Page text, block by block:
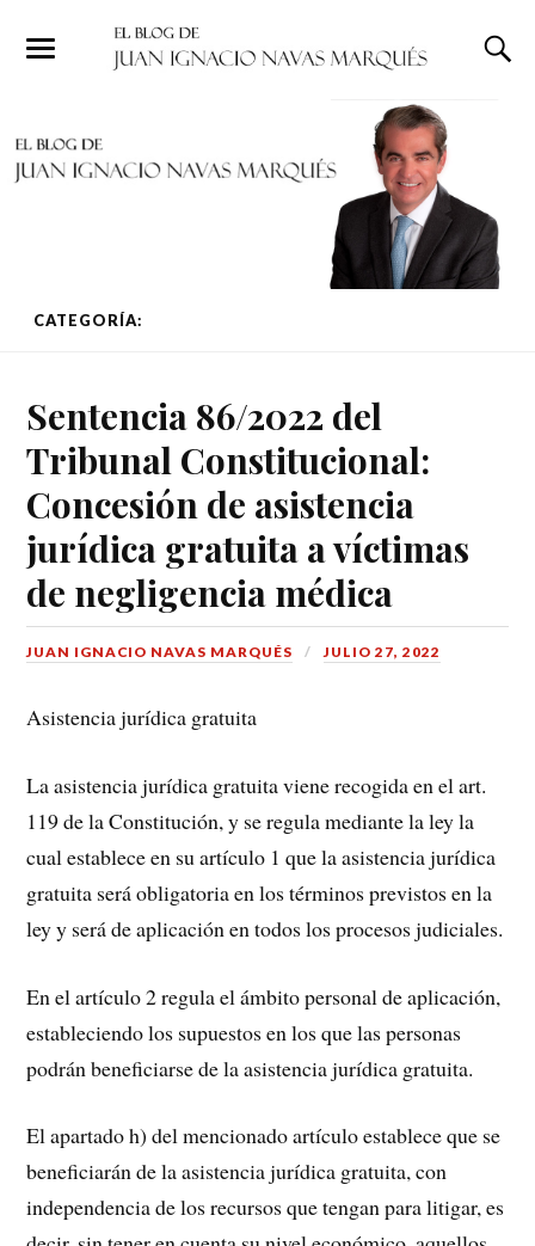
CATEGORÍA:
Sentencia 86/2022 del
Tribunal Constitucional:
Concesión de asistencia
jurídica gratuita a víctimas
de negligencia médica
JUAN IGNACIO NAVAS MARQUÉS JULIO 27, 2022
Asistencia jurídica gratuita
La asistencia jurídica gratuita viene recogida en el art.
119 de la Constitución, y se regula mediante la ley la
cual establece en su artículo 1 que la asistencia jurídica
gratuita será obligatoria en los términos previstos en la
ley y será de aplicación en todos los procesos judiciales.
En el artículo 2 regula el ámbito personal de aplicación,
estableciendo los supuestos en los que las personas
podrán beneficiarse de la asistencia jurídica gratuita.
El apartado h) del mencionado artículo establece que se
beneficiarán de la asistencia jurídica gratuita, con
independencia de los recursos que tengan para litigar, es